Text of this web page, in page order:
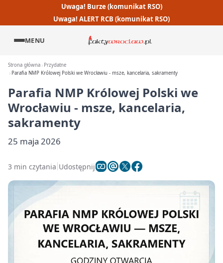
Uwaga! Burze (komunikat RSO)
Uwaga! ALERT RCB (komunikat RSO)
MENU
Strona główna
Przydatne
Parafia NMP Królowej Polski we Wrocławiu - msze, kancelaria, sakramenty
Parafia NMP Królowej Polski we
Wrocławiu - msze, kancelaria,
sakramenty
25 maja 2026
3 min czytania Udostępnij